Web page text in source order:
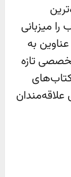
میزبانی
به
تازه